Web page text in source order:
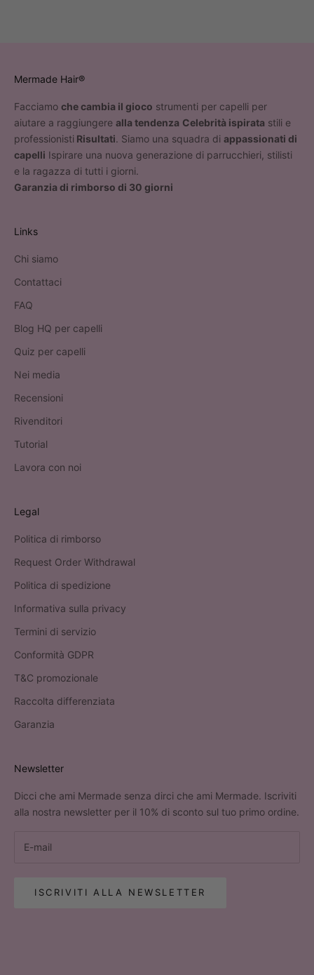
Mermade Hair®
Facciamo che cambia il gioco strumenti per capelli per
aiutare a raggiungere alla tendenza Celebrità ispirata stili e
professionisti Risultati. Siamo una squadra di appassionati di
capelli Ispirare una nuova generazione di parrucchieri, stilisti
e la ragazza di tutti i giorni.
Garanzia di rimborso di 30 giorni
Links
Chi siamo
Contattaci
FAQ
Blog HQ per capelli
Quiz per capelli
Nei media
Recensioni
Rivenditori
Tutorial
Lavora con noi
Legal
Politica di rimborso
Request Order Withdrawal
Politica di spedizione
Informativa sulla privacy
Termini di servizio
Conformità GDPR
T&C promozionale
Raccolta differenziata
Garanzia
Newsletter
Dicci che ami Mermade senza dirci che ami Mermade. Iscriviti
alla nostra newsletter per il 10% di sconto sul tuo primo ordine.
ISCRIVITI ALLA NEWSLETTER